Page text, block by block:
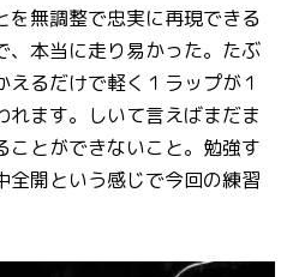
を無調整で忠実に再現できる
、本当に走り易かった。たぶ
るだけで軽く１ラップが１
ます。しいて言えばまだま
ことができないこと。勉強す
全開という感じで今回の練習